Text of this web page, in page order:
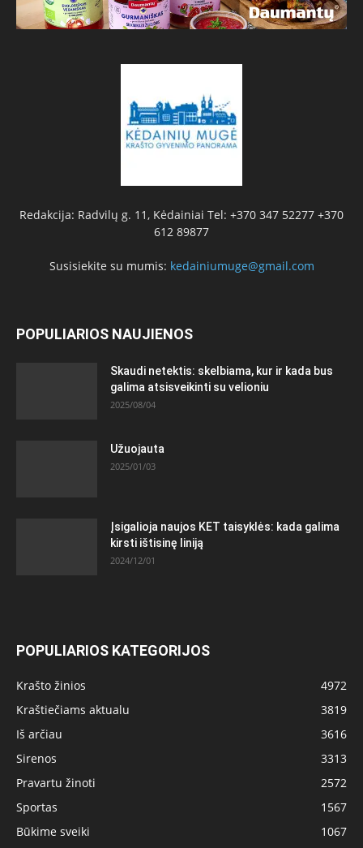
Redakcija: Radvilų g. 11, Kėdainiai Tel: +370 347 52277 +370
612 89877
Susisiekite su mumis: kedainiumuge@gmail.com
POPULIARIOS NAUJIENOS
Skaudi netektis: skelbiama, kur ir kada bus
galima atsisveikinti su velioniu
2025/08/04
Užuojauta
2025/01/03
Įsigalioja naujos KET taisyklės: kada galima
kirsti ištisinę liniją
2024/12/01
POPULIARIOS KATEGORIJOS
Krašto žinios
4972
Kraštiečiams aktualu
3819
Iš arčiau
3616
Sirenos
3313
Pravartu žinoti
2572
Sportas
1567
Būkime sveiki
1067